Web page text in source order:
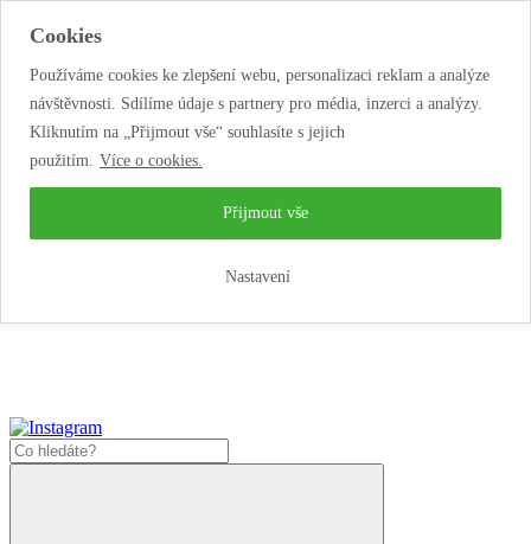
Cookies
Používáme cookies ke zlepšení webu, personalizaci reklam a analýze
návštěvnosti. Sdílíme údaje s partnery pro média, inzerci a analýzy.
Kliknutím na „Přijmout vše“ souhlasíte s jejich
použitím. Více o cookies.
Nastavení
Přijmout vše
...neobyčejná jízda životem!